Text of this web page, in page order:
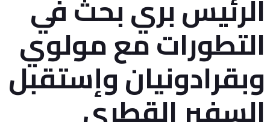
الرئيس بري بحث في
التطورات مع مولوي
وبقرادونيان وإستقبل
السفير القطري